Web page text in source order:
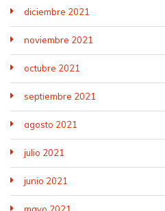
diciembre 2021
noviembre 2021
octubre 2021
septiembre 2021
agosto 2021
julio 2021
junio 2021